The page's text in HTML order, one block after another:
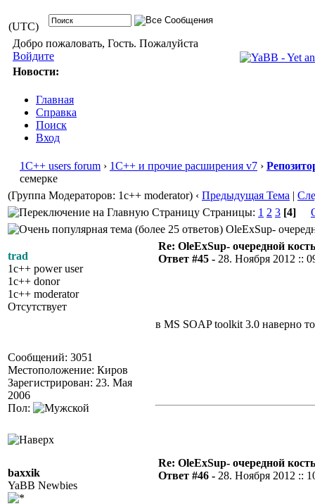
(UTC)
Добро пожаловать, Гость. Пожалуйста
Войдите
Новости:
Главная
Справка
Поиск
Вход
1С++ users forum › 1С++ и прочие расширения v7 ›
семерке
(Группа Модераторов: 1c++ moderator) ‹ Предыдущая Тема |
Страницы: 1 2 3 [4]
OleExSup-
trad
1c++ power user
1c++ donor
1c++ moderator
Отсутствует
Сообщений: 3051
Местоположение: Киров
Зарегистрирован: 23. Мая
2006
Пол:
Re: OleExSup- очередной
Ответ #45 - 28. Ноября 2012 ::
в MS SOAP toolkit 3.0 наверно
baxxik
YaBB Newbies
Re: OleExSup- очередной
Ответ #46 - 28. Ноября 2012 ::